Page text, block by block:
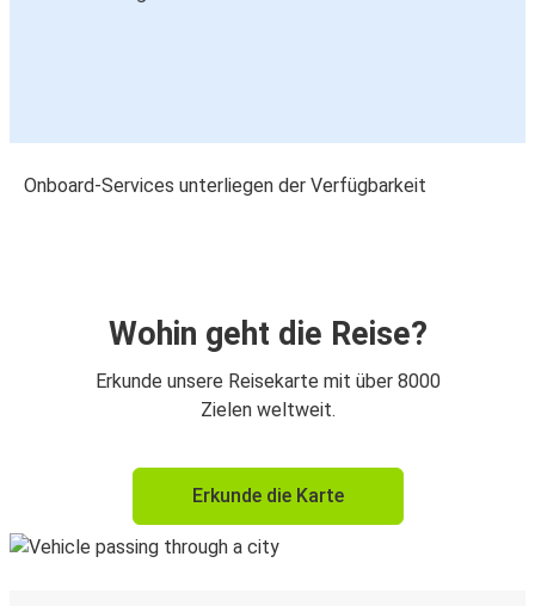
Onboard-Services unterliegen der Verfügbarkeit
Wohin geht die Reise?
Erkunde unsere Reisekarte mit über 8000
Zielen weltweit.
Erkunde die Karte